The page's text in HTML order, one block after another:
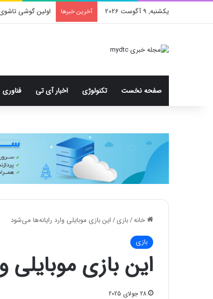
یکشنبه, 9 آگوست 2026 آخرین خبرها اولین گوشی
صفحه نخست تکنولوژی اخبار آی تی فناوری
خانه/بازی/این بازی موبایلی وارد رایانه‌ها می‌شود
بازی
این بازی موبایلی
28 جولای 2025